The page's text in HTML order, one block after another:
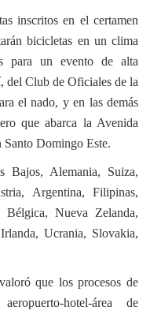
inscritos en el certamen
bicicletas en un clima
para un evento de alta
del Club de Oficiales de la
el nado, y en las demás
que abarca la Avenida
Santo Domingo Este.
Bajos, Alemania, Suiza,
Argentina, Filipinas,
Nueva Zelanda,
Ucrania, Slovakia,
que los procesos de
hotel-área de